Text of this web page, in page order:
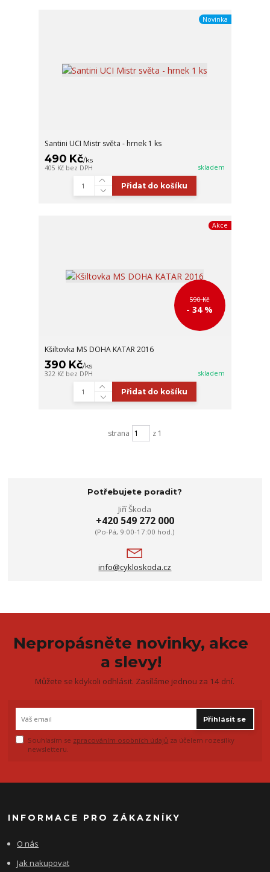
Novinka
Santini UCI Mistr světa - hrnek 1 ks
490 Kč/ks
405 Kč bez DPH skladem
Přidat do košíku
Akce
590 Kč
- 34 %
Kšiltovka MS DOHA KATAR 2016
390 Kč/ks
322 Kč bez DPH skladem
Přidat do košíku
strana z 1
Potřebujete poradit?
Jiří Škoda
+420 549 272 000
(Po-Pá, 9:00-17:00 hod.)
info@cykloskoda.cz
Nepropásněte novinky, akce
a slevy!
Můžete se kdykoli odhlásit. Zasíláme jednou za 14 dní.
Přihlásit se
Souhlasím se zpracováním osobních údajů za účelem rozesílky
newsletteru.
INFORMACE PRO ZÁKAZNÍKY
O nás
Jak nakupovat